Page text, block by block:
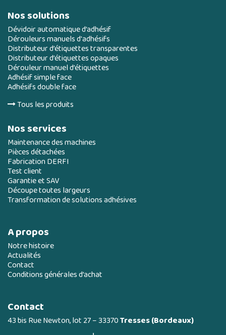
Nos solutions
Dévidoir automatique d’adhésif
Dérouleurs manuels d'adhésifs
Distributeur d’étiquettes transparentes
Distributeur d’étiquettes opaques
Dérouleur manuel d’étiquettes
Adhésif simple face
Adhésifs double face
Tous les produits
Nos services
Maintenance des machines
Pièces détachées
Fabrication DERFI
Test client
Garantie et SAV
Découpe toutes largeurs
Transformation de solutions adhésives
A propos
Notre histoire
Actualités
Contact
Conditions générales d’achat
Contact
43 bis Rue Newton, lot 27 – 33370Tresses (Bordeaux)